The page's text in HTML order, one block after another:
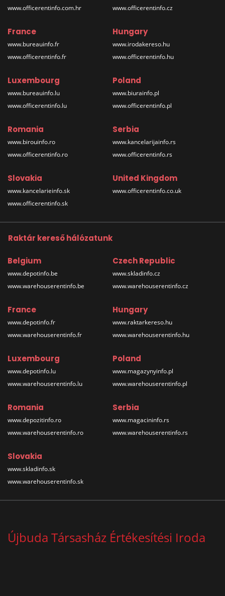
www.officerentinfo.com.hr
www.officerentinfo.cz
France
www.bureauinfo.fr
www.officerentinfo.fr
Hungary
www.irodakereso.hu
www.officerentinfo.hu
Luxembourg
www.bureauinfo.lu
www.officerentinfo.lu
Poland
www.biurainfo.pl
www.officerentinfo.pl
Romania
www.birouinfo.ro
www.officerentinfo.ro
Serbia
www.kancelarijainfo.rs
www.officerentinfo.rs
Slovakia
www.kancelarieinfo.sk
www.officerentinfo.sk
United Kingdom
www.officerentinfo.co.uk
Raktár kereső hálózatunk
Belgium
www.depotinfo.be
www.warehouserentinfo.be
Czech Republic
www.skladinfo.cz
www.warehouserentinfo.cz
France
www.depotinfo.fr
www.warehouserentinfo.fr
Hungary
www.raktarkereso.hu
www.warehouserentinfo.hu
Luxembourg
www.depotinfo.lu
www.warehouserentinfo.lu
Poland
www.magazynyinfo.pl
www.warehouserentinfo.pl
Romania
www.depozitinfo.ro
www.warehouserentinfo.ro
Serbia
www.magacininfo.rs
www.warehouserentinfo.rs
Slovakia
www.skladinfo.sk
www.warehouserentinfo.sk
Újbuda Társasház Értékesítési Iroda